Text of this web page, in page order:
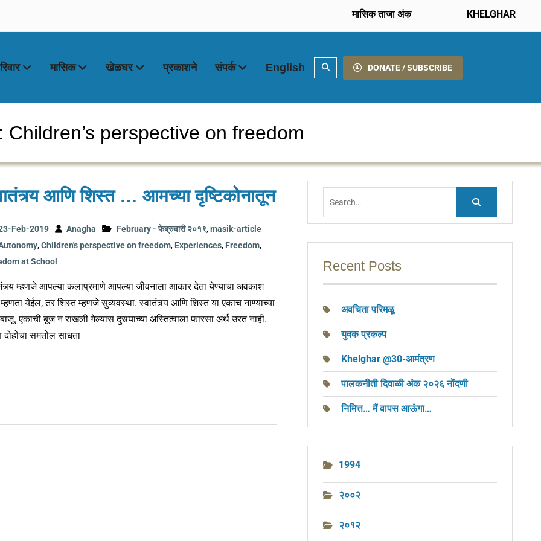
मासिक ताजा अंक KHELGHAR
मासिक खेळघर प्रकाशने संपर्क English Search DONATE / SUBSCRIBE
Children’s perspective on freedom
आणि शिस्त … आमच्या दृष्टिकोनातून
Feb-2019 Anagha February - फेब्रुवारी २०१९,masik-article
,Children's perspective on freedom, Experiences, Freedom,
at School
म्हणजे आपल्या कलाप्रमाणे आपल्या जीवनाला आकार देता येण्याचा अवकाश
येईल, तर शिस्त म्हणजे सुव्यवस्था. स्वातंत्र्य आणि शिस्त या एकाच नाण्याच्या
एकाची बूज न राखली गेल्यास दुसर्‍याच्या अस्तित्वाला फारसा अर्थ उरत नाही.
समतोल साधता
Recent Posts
अवचिता परिमळू
युवक प्रकल्प
Khelghar @30-आमंत्रण
पालकनीती दिवाळी अंक २०२६ नोंदणी
निमित्त… मैं वापस आऊंगा…
1994
२००२
२०१२